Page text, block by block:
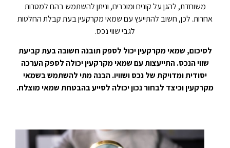
משוחדת, להגן על קונים ומוכרים, וניתן להשתמש בהם למטרות
אחרות. לכן, חשוב להתייעץ עם שמאי מקרקעין בעת קבלת החלטות
לגבי שווי נכס.
לסיכום, שמאי מקרקעין יכול לספק תובנה חשובה בעת קביעת
שווי הנכס. התייעצות עם שמאי מקרקעין יכולה לספק הערכה
יסודית ומדויקת של נכס ושוויו. הבנה מתי להשתמש בשמאי
מקרקעין וכיצד לבחור נכון יכולה לסייע בהבטחת שמאי מוצלח.